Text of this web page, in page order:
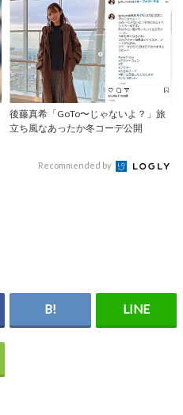
後藤真希「GoTo〜じゃないよ？」旅
立ち風なあったか冬コーデ公開
Recommended by